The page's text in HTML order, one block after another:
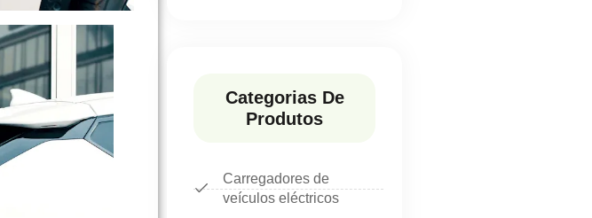
Categorias De
Produtos
Carregadores de
veículos eléctricos